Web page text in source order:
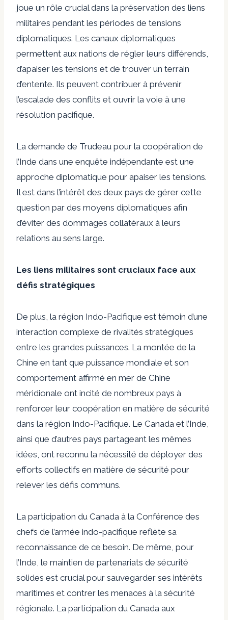
joue un rôle crucial dans la préservation des liens
militaires pendant les périodes de tensions
diplomatiques. Les canaux diplomatiques
permettent aux nations de régler leurs différends,
d’apaiser les tensions et de trouver un terrain
d’entente. Ils peuvent contribuer à prévenir
l’escalade des conflits et ouvrir la voie à une
résolution pacifique.
La demande de Trudeau pour la coopération de
l’Inde dans une enquête indépendante est une
approche diplomatique pour apaiser les tensions.
Il est dans l’intérêt des deux pays de gérer cette
question par des moyens diplomatiques afin
d’éviter des dommages collatéraux à leurs
relations au sens large.
Les liens militaires sont cruciaux face aux
défis stratégiques
De plus, la région Indo-Pacifique est témoin d’une
interaction complexe de rivalités stratégiques
entre les grandes puissances. La montée de la
Chine en tant que puissance mondiale et son
comportement affirmé en mer de Chine
méridionale ont incité de nombreux pays à
renforcer leur coopération en matière de sécurité
dans la région Indo-Pacifique. Le Canada et l’Inde,
ainsi que d’autres pays partageant les mêmes
idées, ont reconnu la nécessité de déployer des
efforts collectifs en matière de sécurité pour
relever les défis communs.
La participation du Canada à la Conférence des
chefs de l’armée indo-pacifique reflète sa
reconnaissance de ce besoin. De même, pour
l’Inde, le maintien de partenariats de sécurité
solides est crucial pour sauvegarder ses intérêts
maritimes et contrer les menaces à la sécurité
régionale. La participation du Canada aux